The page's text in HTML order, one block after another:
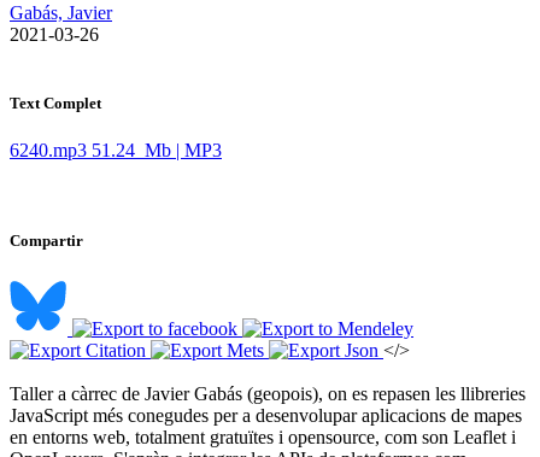
Gabás, Javier
​ 2021-03-26
Text Complet
6240.mp3 51.24 Mb | MP3
Compartir
</>
Taller a càrrec de Javier Gabás (geopois), on es repasen les llibreries
JavaScript més conegudes per a desenvolupar aplicacions de mapes
en entorns web, totalment gratuïtes i opensource, com son Leaflet i